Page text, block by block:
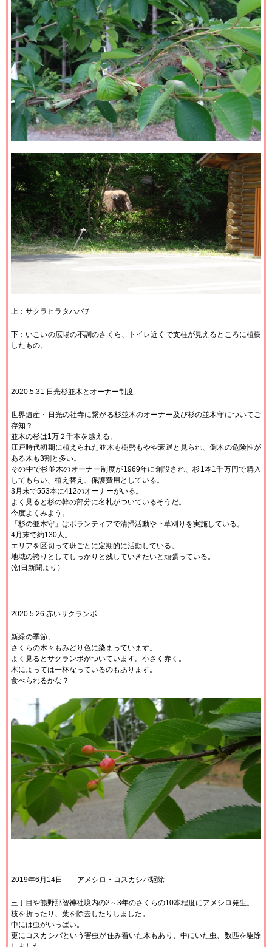
上：サクラヒラタハバチ
下：いこいの広場の不調のさくら、トイレ近くで支柱が見えるところに植樹
したもの、
2020.5.31 日光杉並木とオーナー制度
世界遺産・日光の社寺に繋がる杉並木のオーナー及び杉の並木守についてご
存知？
並木の杉は1万２千本を越える。
江戸時代初期に植えられた並木も樹勢もやや衰退と見られ、倒木の危険性が
ある木も3割と多い。
その中で杉並木のオーナー制度が1969年に創設され、杉1本1千万円で購入
してもらい、植え替え、保護費用としている。
3月末で553本に412のオーナーがいる。
よく見ると杉の幹の部分に名札がついているそうだ。
今度よくみよう。
「杉の並木守」はボランティアで清掃活動や下草刈りを実施している。
4月末で約130人。
エリアを区切って班ごとに定期的に活動している。
地域の誇りとしてしっかりと残していきたいと頑張っている。
(朝日新聞より）
2020.5.26 赤いサクランボ
新緑の季節、
さくらの木々もみどり色に染まっています。
よく見るとサクランボがついています。小さく赤く。
木によっては一杯なっているのもあります。
食べられるかな？
2019年6月14日 アメシロ・コスカシバ駆除
三丁目や熊野那智神社境内の2～3年のさくらの10本程度にアメシロ発生。
枝を折ったり、葉を除去したりしました。
中には虫がいっぱい。
更にコスカシバという害虫が住み着いた木もあり、中にいた虫、数匹を駆除